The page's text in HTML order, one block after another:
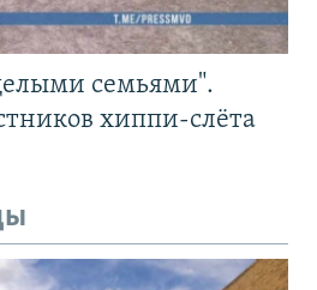
семьями".
хиппи-слёта